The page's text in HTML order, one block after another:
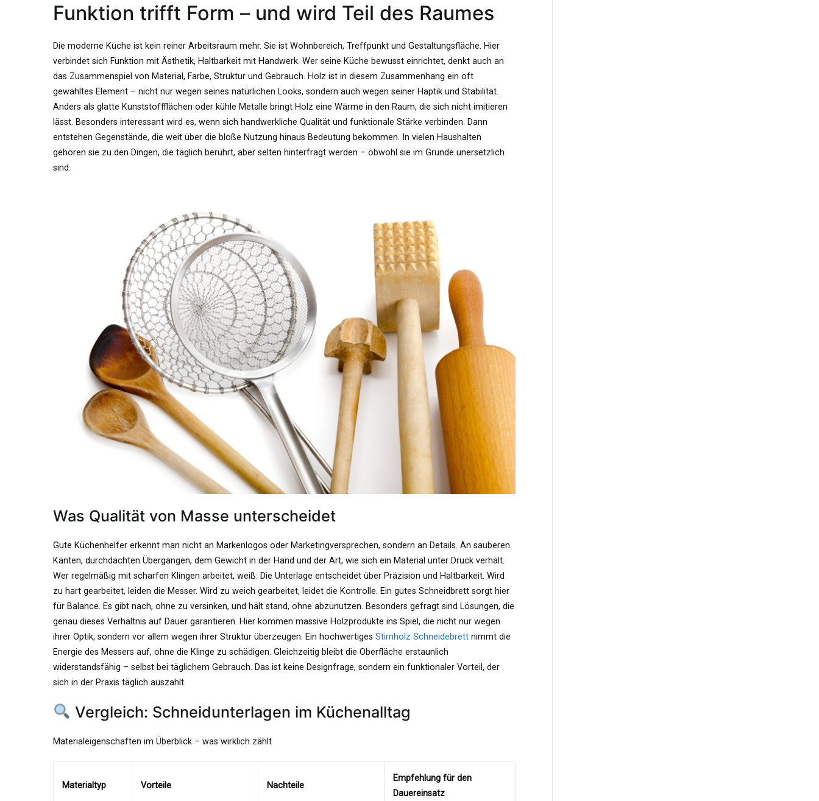
Funktion trifft Form – und wird Teil des Raumes
Die moderne Küche ist kein reiner Arbeitsraum mehr. Sie ist Wohnbereich, Treffpunkt und Gestaltungsfläche. Hier
verbindet sich Funktion mit Ästhetik, Haltbarkeit mit Handwerk. Wer seine Küche bewusst einrichtet, denkt auch an
das Zusammenspiel von Material, Farbe, Struktur und Gebrauch. Holz ist in diesem Zusammenhang ein oft
gewähltes Element – nicht nur wegen seines natürlichen Looks, sondern auch wegen seiner Haptik und Stabilität.
Anders als glatte Kunststoffflächen oder kühle Metalle bringt Holz eine Wärme in den Raum, die sich nicht imitieren
lässt. Besonders interessant wird es, wenn sich handwerkliche Qualität und funktionale Stärke verbinden. Dann
entstehen Gegenstände, die weit über die bloße Nutzung hinaus Bedeutung bekommen. In vielen Haushalten
gehören sie zu den Dingen, die täglich berührt, aber selten hinterfragt werden – obwohl sie im Grunde unersetzlich
sind.
Was Qualität von Masse unterscheidet
Gute Küchenhelfer erkennt man nicht an Markenlogos oder Marketingversprechen, sondern an Details. An sauberen
Kanten, durchdachten Übergängen, dem Gewicht in der Hand und der Art, wie sich ein Material unter Druck verhält.
Wer regelmäßig mit scharfen Klingen arbeitet, weiß: Die Unterlage entscheidet über Präzision und Haltbarkeit. Wird
zu hart gearbeitet, leiden die Messer. Wird zu weich gearbeitet, leidet die Kontrolle. Ein gutes Schneidbrett sorgt hier
für Balance. Es gibt nach, ohne zu versinken, und hält stand, ohne abzunutzen. Besonders gefragt sind Lösungen, die
genau dieses Verhältnis auf Dauer garantieren. Hier kommen massive Holzprodukte ins Spiel, die nicht nur wegen
ihrer Optik, sondern vor allem wegen ihrer Struktur überzeugen. Ein hochwertiges Stirnholz Schneidebrett nimmt die
Energie des Messers auf, ohne die Klinge zu schädigen. Gleichzeitig bleibt die Oberfläche erstaunlich
widerstandsfähig – selbst bei täglichem Gebrauch. Das ist keine Designfrage, sondern ein funktionaler Vorteil, der
sich in der Praxis täglich auszahlt.
Vergleich: Schneidunterlagen im Küchenalltag
Materialeigenschaften im Überblick – was wirklich zählt
Materialtyp Vorteile Nachteile
Empfehlung für den
Dauereinsatz